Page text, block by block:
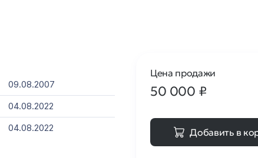
09.08.2007
04.08.2022
04.08.2022
Цена продажи
50 000 ₽
Добавить в